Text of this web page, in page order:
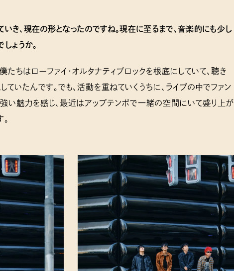
き、現在の形となったのですね。現在に至るまで、音楽的にも少し
ょうか。
たちはローファイ・オルタナティブロックを根底にしていて、聴き
いたんです。でも、活動を重ねていくうちに、ライブの中でファン
い魅力を感じ、最近はアップテンポで一緒の空間にいて盛り上が